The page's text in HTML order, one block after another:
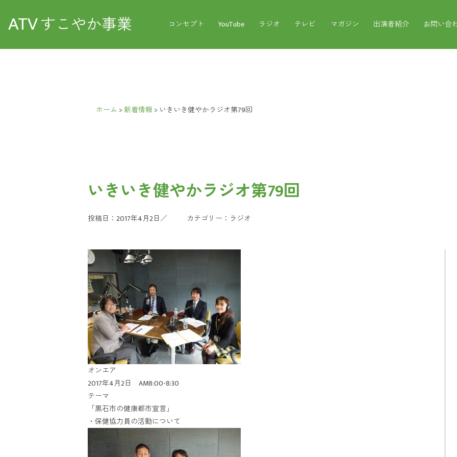
ATVすこやか事業 コンセプト YouTube ラジオ テレビ マガジン 出演者紹介 お問い合
ホーム >新着情報> いきいき健やかラジオ第79回
いきいき健やかラジオ第79回
投稿日：2017年4月2日／ カテゴリー： ラジオ
オンエア
2017年4月2日 AM8:00-8:30
テーマ
「黒石市の健康都市宣言」
・保健協力員の活動について